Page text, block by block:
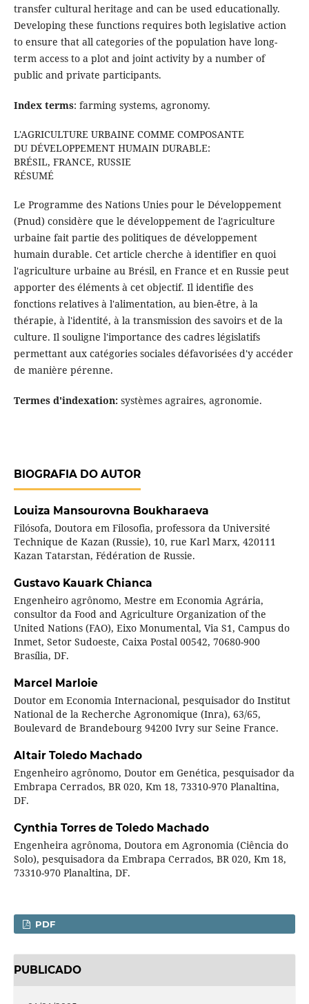
transfer cultural heritage and can be used educationally.
Developing these functions requires both legislative action
to ensure that all categories of the population have long-
term access to a plot and joint activity by a number of
public and private participants.
Index terms: farming systems, agronomy.
L'AGRICULTURE URBAINE COMME COMPOSANTE
DU DÉVELOPPEMENT HUMAIN DURABLE:
BRÉSIL, FRANCE, RUSSIE
RÉSUMÉ
Le Programme des Nations Unies pour le Développement
(Pnud) considère que le développement de l'agriculture
urbaine fait partie des politiques de développement
humain durable. Cet article cherche à identifier en quoi
l'agriculture urbaine au Brésil, en France et en Russie peut
apporter des éléments à cet objectif. Il identifie des
fonctions relatives à l'alimentation, au bien-être, à la
thérapie, à l'identité, à la transmission des savoirs et de la
culture. Il souligne l'importance des cadres législatifs
permettant aux catégories sociales défavorisées d'y accéder
de manière pérenne.
Termes d'indexation: systèmes agraires, agronomie.
BIOGRAFIA DO AUTOR
Louiza Mansourovna Boukharaeva
Filósofa, Doutora em Filosofia, professora da Université
Technique de Kazan (Russie), 10, rue Karl Marx, 420111
Kazan Tatarstan, Fédération de Russie.
Gustavo Kauark Chianca
Engenheiro agrônomo, Mestre em Economia Agrária,
consultor da Food and Agriculture Organization of the
United Nations (FAO), Eixo Monumental, Via S1, Campus do
Inmet, Setor Sudoeste, Caixa Postal 00542, 70680-900
Brasília, DF.
Marcel Marloie
Doutor em Economia Internacional, pesquisador do Institut
National de la Recherche Agronomique (Inra), 63/65,
Boulevard de Brandebourg 94200 Ivry sur Seine France.
Altair Toledo Machado
Engenheiro agrônomo, Doutor em Genética, pesquisador da
Embrapa Cerrados, BR 020, Km 18, 73310-970 Planaltina,
DF.
Cynthia Torres de Toledo Machado
Engenheira agrônoma, Doutora em Agronomia (Ciência do
Solo), pesquisadora da Embrapa Cerrados, BR 020, Km 18,
73310-970 Planaltina, DF.
PDF
PUBLICADO